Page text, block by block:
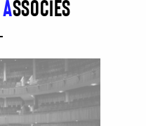
associés